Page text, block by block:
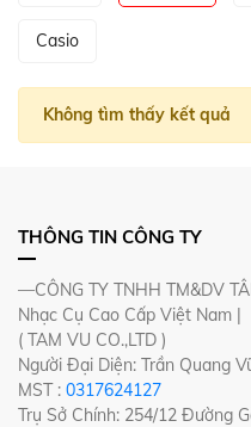
Casio
Không tìm thấy kết quả
THÔNG TIN CÔNG TY
—CÔNG TY TNHH TM&DV
Nhạc Cụ Cao Cấp Việt Nam |
( TAM VU CO.,LTD )
Người Đại Diện: Trần Quang
MST : 0317624127
Trụ Sở Chính: 254/12 Đường